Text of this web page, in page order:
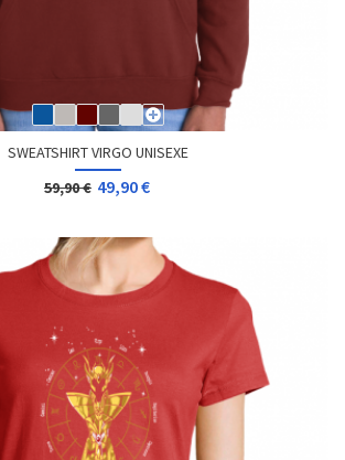
SWEATSHIRT VIRGO UNISEXE
59,90 € 49,90 €